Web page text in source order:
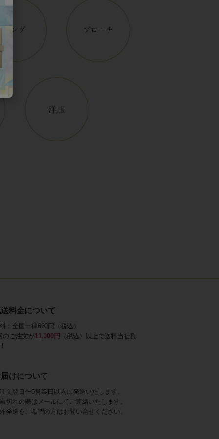
料金について
：全国一律660円（税込）
のご注文が11,000円
（税込）以上で送料当社負
けについて
文翌日〜5営業日以内に発送いたします。
切れの際はメールにてご連絡いたします。
発送をご希望の方はお問い合せください。